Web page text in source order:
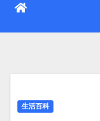
生活百科